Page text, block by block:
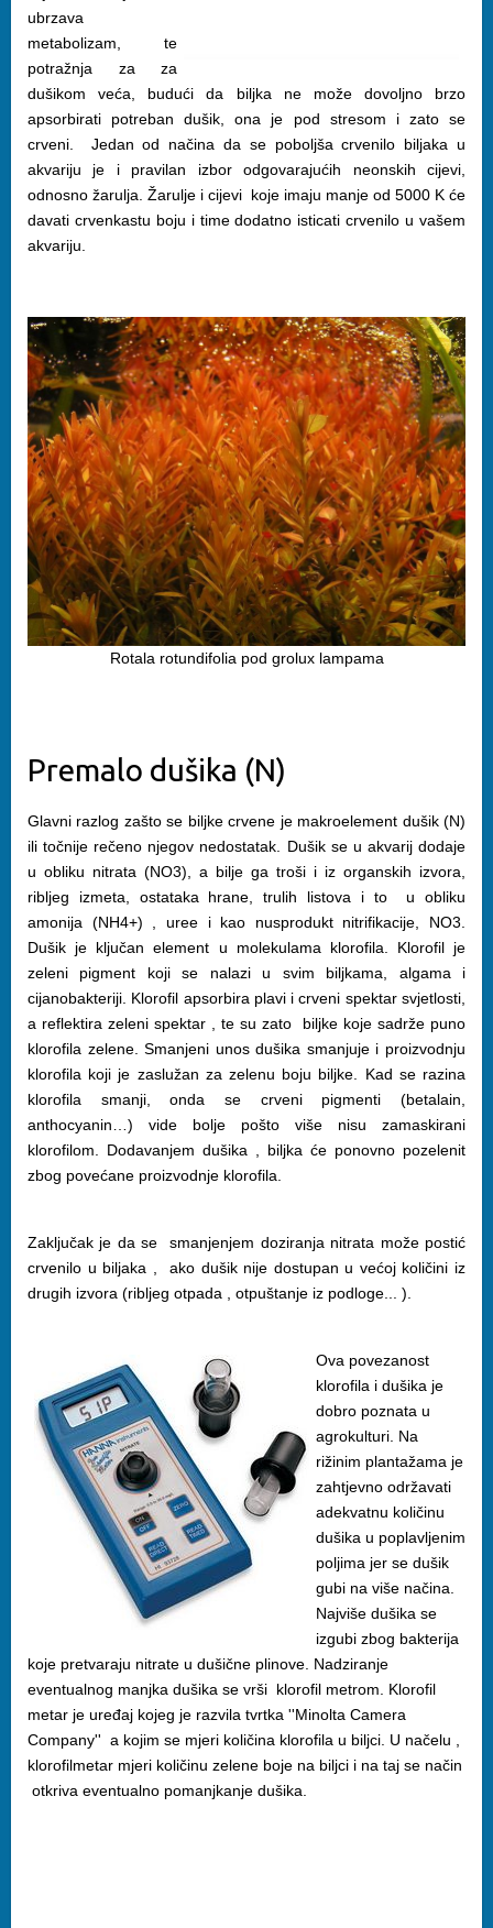
ubrzava
metabolizam, te
potražnja za za
dušikom veća, budući da biljka ne može dovoljno brzo
apsorbirati potreban dušik, ona je pod stresom i zato se
crveni. Jedan od načina da se poboljša crvenilo biljaka u
akvariju je i pravilan izbor odgovarajućih neonskih cijevi,
odnosno žarulja. Žarulje i cijevi koje imaju manje od 5000 K će
davati crvenkastu boju i time dodatno isticati crvenilo u vašem
akvariju.
Rotala rotundifolia pod grolux lampama
Premalo dušika (N)
Glavni razlog zašto se biljke crvene je makroelement dušik (N)
ili točnije rečeno njegov nedostatak. Dušik se u akvarij dodaje
u obliku nitrata (NO3), a bilje ga troši i iz organskih izvora,
ribljeg izmeta, ostataka hrane, trulih listova i to u obliku
amonija (NH4+) , uree i kao nusprodukt nitrifikacije, NO3.
Dušik je ključan element u molekulama klorofila. Klorofil je
zeleni pigment koji se nalazi u svim biljkama, algama i
cijanobakteriji. Klorofil apsorbira plavi i crveni spektar svjetlosti,
a reflektira zeleni spektar , te su zato biljke koje sadrže puno
klorofila zelene. Smanjeni unos dušika smanjuje i proizvodnju
klorofila koji je zaslužan za zelenu boju biljke. Kad se razina
klorofila smanji, onda se crveni pigmenti (betalain,
anthocyanin…) vide bolje pošto više nisu zamaskirani
klorofilom. Dodavanjem dušika , biljka će ponovno pozelenit
zbog povećane proizvodnje klorofila.
Zaključak je da se smanjenjem doziranja nitrata može postić
crvenilo u biljaka , ako dušik nije dostupan u većoj količini iz
drugih izvora (ribljeg otpada , otpuštanje iz podloge... ).
Ova povezanost
klorofila i dušika je
dobro poznata u
agrokulturi. Na
rižinim plantažama je
zahtjevno održavati
adekvatnu količinu
dušika u poplavljenim
poljima jer se dušik
gubi na više načina.
Najviše dušika se
izgubi zbog bakterija
koje pretvaraju nitrate u dušične plinove. Nadziranje
eventualnog manjka dušika se vrši klorofil metrom. Klorofil
metar je uređaj kojeg je razvila tvrtka ''Minolta Camera
Company'' a kojim se mjeri količina klorofila u biljci. U načelu ,
klorofilmetar mjeri količinu zelene boje na biljci i na taj se način
otkriva eventualno pomanjkanje dušika.